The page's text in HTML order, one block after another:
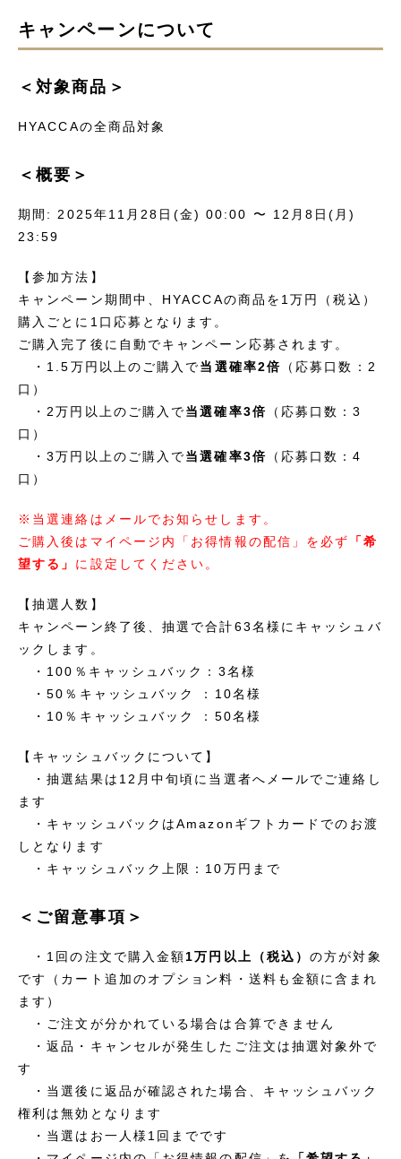
キャンペーンについて
＜対象商品＞
HYACCAの全商品対象
＜概要＞
期間: 2025年11月28日(金) 00:00 〜 12月8日(月)
23:59
【参加方法】
キャンペーン期間中、HYACCAの商品を1万円（税込）
購入ごとに1口応募となります。
ご購入完了後に自動でキャンペーン応募されます。
・1.5万円以上のご購入で当選確率2倍 （応募口数：2
口）
・2万円以上のご購入で当選確率3倍 （応募口数：3
口）
・3万円以上のご購入で当選確率3倍 （応募口数：4
口）
※当選連絡はメールでお知らせします。
ご購入後はマイページ内「お得情報の配信」を必ず
「希
望する」 に設定してください。
【抽選人数】
キャンペーン終了後、抽選で合計63名様にキャッシュバ
ックします。
・100％キャッシュバック：3名様
・50％キャッシュバック ：10名様
・10％キャッシュバック ：50名様
【キャッシュバックについて】
・抽選結果は12月中旬頃に当選者へメールでご連絡し
ます
・キャッシュバックはAmazonギフトカードでのお渡
しとなります
・キャッシュバック上限：10万円まで
＜ご留意事項＞
・1回の注文で購入金額1万円以上（税込）の方が対象
です（カート追加のオプション料・送料も金額に含まれ
ます）
・ご注文が分かれている場合は合算できません
・返品・キャンセルが発生したご注文は抽選対象外で
す
・当選後に返品が確認された場合、キャッシュバック
権利は無効となります
・当選はお一人様1回までです